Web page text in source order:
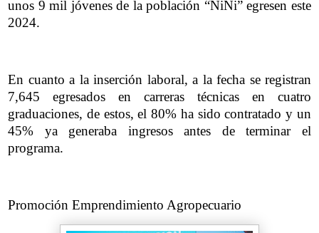
unos 9 mil jóvenes de la población “NiNi” egresen este
2024.
En cuanto a la inserción laboral, a la fecha se registran
7,645 egresados en carreras técnicas en cuatro
graduaciones, de estos, el 80% ha sido contratado y un
45% ya generaba ingresos antes de terminar el
programa.
Promoción Emprendimiento Agropecuario